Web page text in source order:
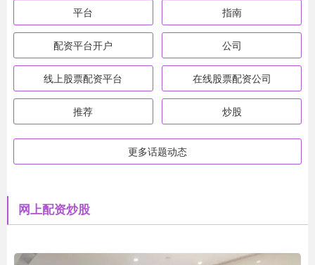
平台 指南
配资平台开户 公司
线上股票配资平台 在线股票配资公司
推荐 炒股
更多话题动态
网上配资炒股